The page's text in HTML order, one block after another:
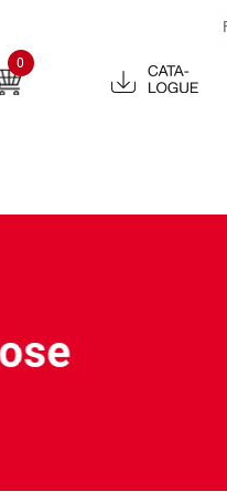
0
Catalogue
2022